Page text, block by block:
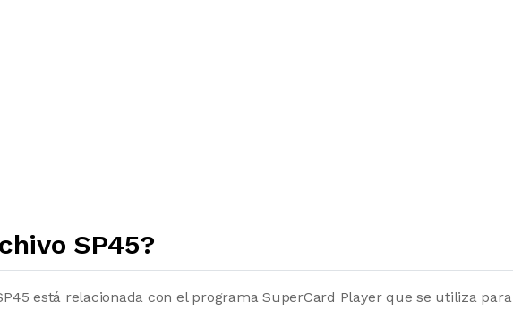
SP45?
está relacionada con el programa SuperCard Player que se utiliza para